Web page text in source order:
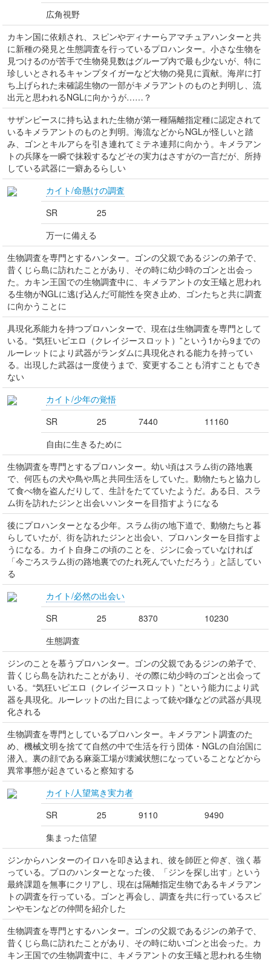
広角視野
カキン国に依頼され、スピンやディナーらアマチュアハンターと共
に新種の発見と生態調査を行っているプロハンター。小さな生物を
見つけるのが苦手で生物発見数はグループ内で最も少ないが、特に
珍しいとされるキャンプタイガーなど大物の発見に貢献。海岸に打
ち上げられた未確認生物の一部がキメラアントのものと判明し、流
出元と思われるNGLに向かうが……？
サザンピースに持ち込まれた生物が第一種隔離指定種に認定されて
いるキメラアントのものと判明。海流などからNGLが怪しいと踏
み、ゴンとキルアらを引き連れてミテネ連邦に向かう。キメラアン
トの兵隊を一瞬で抹殺するなどその実力はさすがの一言だが、所持
している武器に一癖あるらしい
カイト/命懸けの調査
SR
25
万一に備える
生物調査を専門とするハンター。ゴンの父親であるジンの弟子で、
昔くじら島に訪れたことがあり、その時に幼少時のゴンと出会っ
た。カキン王国での生物調査中に、キメラアントの女王蟻と思われ
る生物がNGLに逃げ込んだ可能性を突き止め、ゴンたちと共に調査
に向かうことに
具現化系能力を持つプロハンターで、現在は生物調査を専門として
いる。“気狂いピエロ（クレイジースロット）”という1から9までの
ルーレットにより武器がランダムに具現化される能力を持ってい
る。出現した武器は一度使うまで、変更することも消すこともでき
ない
カイト/少年の覚悟
SR
25 7440
11160
自由に生きるために
生物調査を専門とするプロハンター。幼い頃はスラム街の路地裏
で、何匹もの犬や鳥や馬と共同生活をしていた。動物たちと協力し
て食べ物を盗んだりして、生計をたてていたようだ。ある日、スラ
ム街を訪れたジンと出会いハンターを目指すようになる
後にプロハンターとなる少年。スラム街の地下道で、動物たちと暮
らしていたが、街を訪れたジンと出会い、プロハンターを目指すよ
うになる。カイト自身この頃のことを、ジンに会っていなければ
「今ごろスラム街の路地裏でのたれ死んでいただろう」と話してい
る
カイト/必然の出会い
SR
25 8370
10230
生態調査
ジンのことを慕うプロハンター。ゴンの父親であるジンの弟子で、
昔くじら島を訪れたことがあり、その際に幼少時のゴンと出会って
いる。“気狂いピエロ（クレイジースロット）”という能力により武
器を具現化。ルーレットの出た目によって銃や鎌などの武器が具現
化される
生物調査を専門としているプロハンター。キメラアント調査のた
め、機械文明を捨てて自然の中で生活を行う団体・NGLの自治国に
潜入。裏の顔である麻薬工場が壊滅状態になっていることなどから
異常事態が起きていると察知する
カイト/人望篤き実力者
SR
25 9110
9490
集まった信望
ジンからハンターのイロハを叩き込まれ、彼を師匠と仰ぎ、強く慕
っている。プロのハンターとなった後、「ジンを探し出す」という
最終課題を無事にクリアし、現在は隔離指定生物であるキメラアン
トの調査を行っている。ゴンと再会し、調査を共に行っているスピ
ンやモンなどの仲間を紹介した
生物調査を専門とするハンター。ゴンの父親であるジンの弟子で、
昔くじら島に訪れたことがあり、その時に幼いゴンと出会った。カ
キン王国での生物調査中に、キメラアントの女王蟻と思われる生物